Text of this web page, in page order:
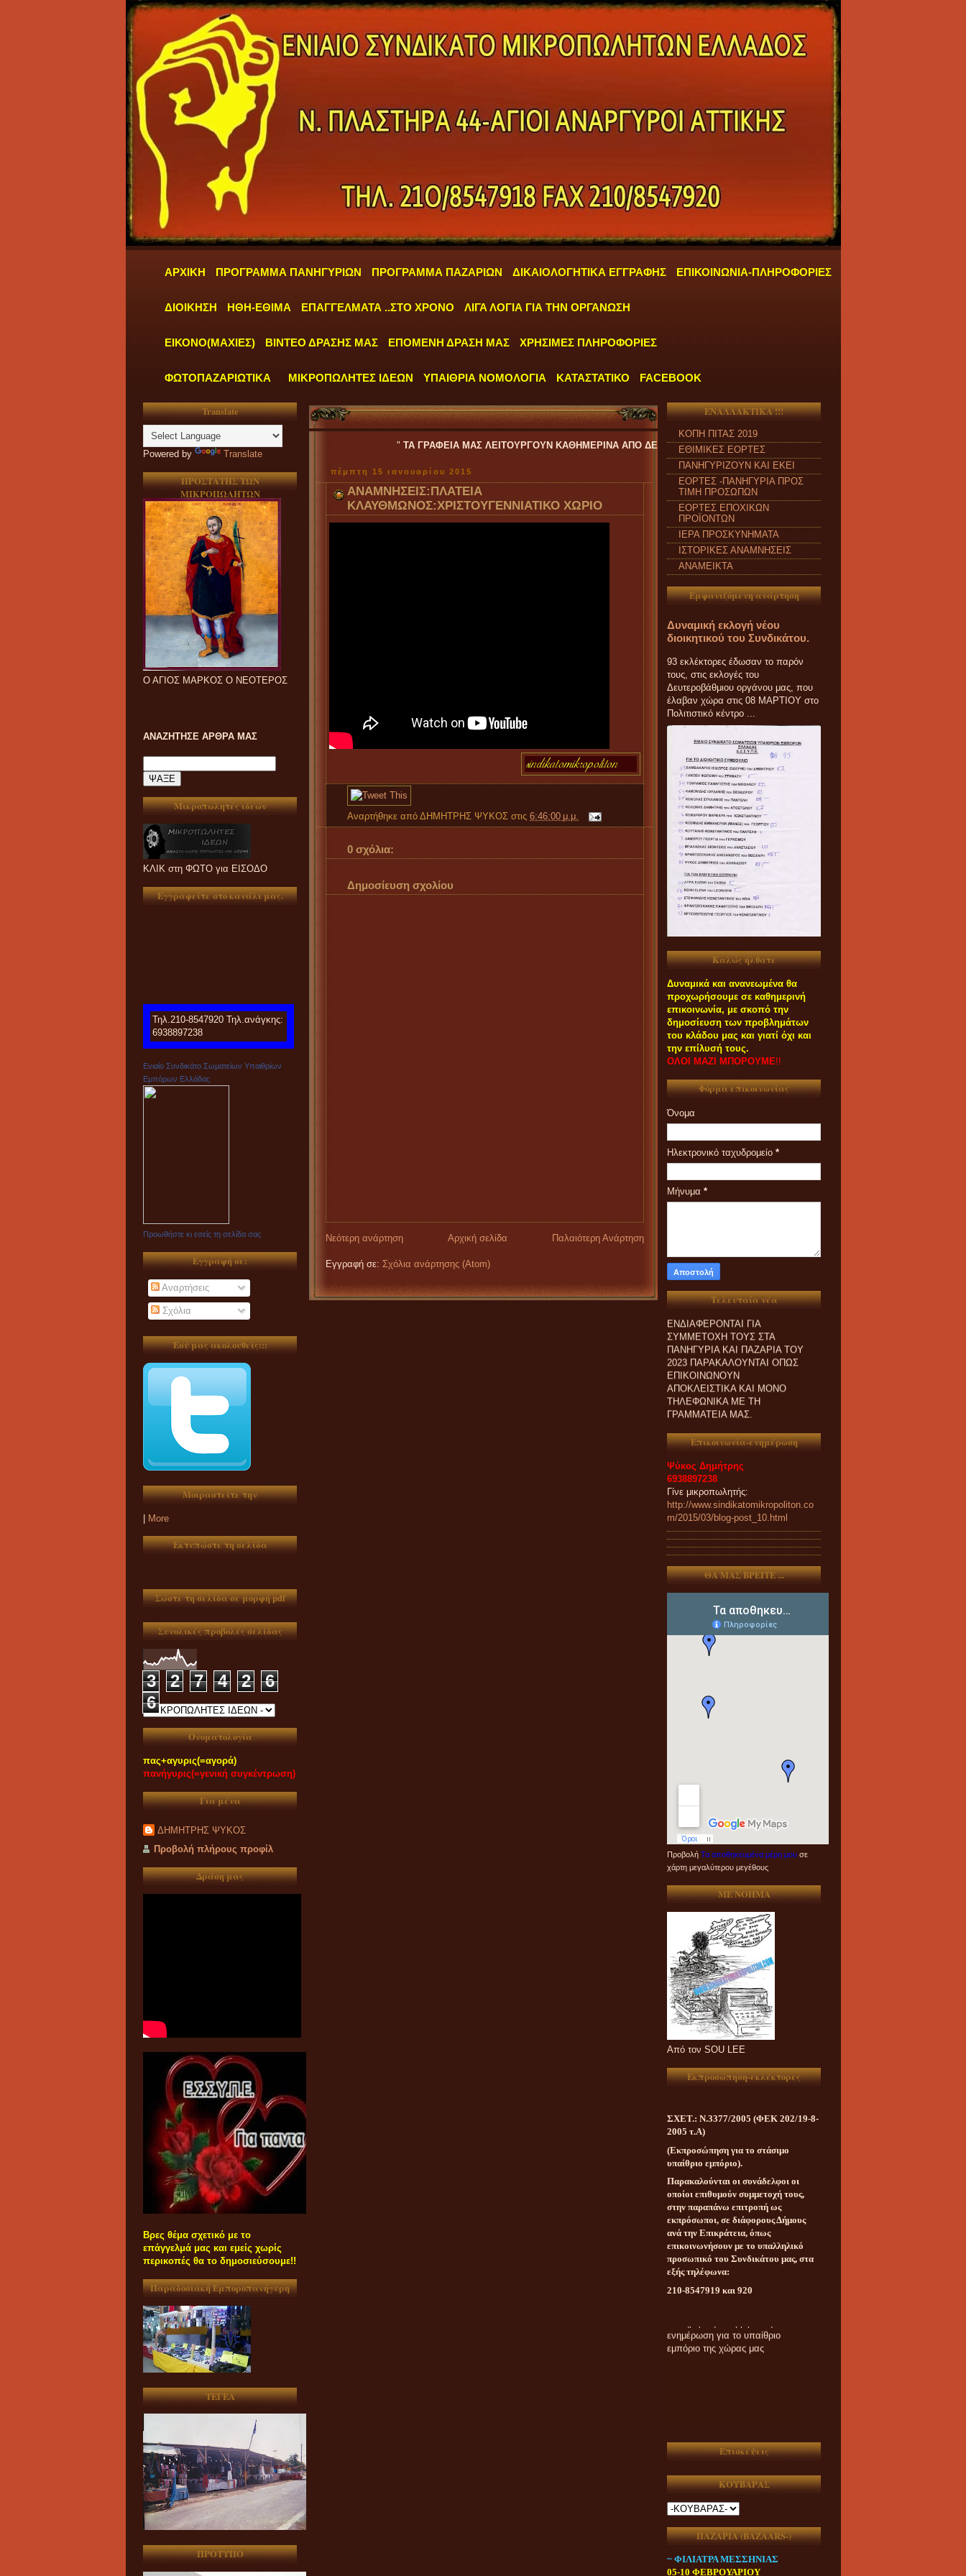
ΑΡΧΙΚΗ ΠΡΟΓΡΑΜΜΑ ΠΑΝΗΓΥΡΙΩΝ ΠΡΟΓΡΑΜΜΑ ΠΑΖΑΡΙΩΝ ΔΙΚΑΙΟΛΟΓΗΤΙΚΑ ΕΓΓΡΑΦΗΣ ΕΠΙΚΟΙΝΩΝΙΑ-ΠΛΗΡΟΦΟΡΙΕΣ
ΔΙΟΙΚΗΣΗ ΗΘΗ-ΕΘΙΜΑ ΕΠΑΓΓΕΛΜΑΤΑ ..ΣΤΟ ΧΡΟΝΟ ΛΙΓΑ ΛΟΓΙΑ ΓΙΑ ΤΗΝ ΟΡΓΑΝΩΣΗ
ΕΙΚΟΝΟ(ΜΑΧΙΕΣ) ΒΙΝΤΕΟ ΔΡΑΣΗΣ ΜΑΣ ΕΠΟΜΕΝΗ ΔΡΑΣΗ ΜΑΣ ΧΡΗΣΙΜΕΣ ΠΛΗΡΟΦΟΡΙΕΣ
ΦΩΤΟΠΑΖΑΡΙΩΤΙΚΑ ΜΙΚΡΟΠΩΛΗΤΕΣ ΙΔΕΩΝ ΥΠΑΙΘΡΙΑ ΝΟΜΟΛΟΓΙΑ ΚΑΤΑΣΤΑΤΙΚΟ FACEBOOK
Translate
Powered by Translate
ΠΡΟΣΤΑΤΗΣ ΤΩΝ
ΜΙΚΡΟΠΩΛΗΤΩΝ
Ο ΑΓΙΟΣ ΜΑΡΚΟΣ Ο ΝΕΟΤΕΡΟΣ
ΑΝΑΖΗΤΗΣΕ ΑΡΘΡΑ ΜΑΣ
Μικροπωλητές ιδεών
ΚΛΙΚ στη ΦΩΤΟ για ΕΙΣΟΔΟ
Εγγραφείτε στο κανάλι μας.
Τηλ.210-8547920 Τηλ.ανάγκης:
6938897238
Ενιαίο Συνδικάτο Σωματείων Υπαιθρίων
Εμπόρων Ελλάδας
Προωθήστε κι εσείς τη σελίδα σας
Εγγραφή σε:
Αναρτήσεις
Σχόλια
Εσύ μας ακολουθείς:::
Μοιραστείτε την
More
Εκτυπώστε τη σελίδα
Σώστε τη σελίδα σε μορφή pdf
Συνολικές προβολές σελίδας
3 2 7 4 2
6
6
Ονοματολογία
πας+αγυρις(=αγορά)
πανήγυρις(=γενική συγκέντρωση)
Για μένα
ΔΗΜΗΤΡΗΣ ΨΥΚΟΣ
Προβολή πλήρους προφίλ
Δράση μας
Βρες θέμα σχετικό με το
επάγγελμά μας και εμείς χωρίς
περικοπές θα το δημοσιεύσουμε!!
Παραδοσιακή Εμποροπανήγυρη
ΤΕΓΕΑ
ΠΡΟΤΥΠΟ
ΤΑ ΓΡΑΦΕΙΑ ΜΑΣ ΛΕΙΤΟΥΡΓΟΥΝ ΚΑΘΗΜΕΡΙΝΑ ΑΠΟ ΔΕΥΤΕΡΑ έως ΠΑΡΑΣΚΕΥΗ και από ώρα 09:00 π.μ. έως 04:00 μ.μ.
πέμπτη 15 ιανουαρίου 2015
ΑΝΑΜΝΗΣΕΙΣ:ΠΛΑΤΕΙΑ
ΚΛΑΥΘΜΩΝΟΣ:ΧΡΙΣΤΟΥΓΕΝΝΙΑΤΙΚΟ ΧΩΡΙΟ
Αναρτήθηκε από ΔΗΜΗΤΡΗΣ ΨΥΚΟΣ στις 6:46:00 μ.μ.
0 σχόλια:
Δημοσίευση σχολίου
Νεότερη ανάρτηση Παλαιότερη Ανάρτηση
Αρχική σελίδα
Εγγραφή σε: Σχόλια ανάρτησης (Atom)
ΕΝΑΛΛΑΚΤΙΚΑ !!!
ΚΟΠΗ ΠΙΤΑΣ 2019
ΕΘΙΜΙΚΕΣ ΕΟΡΤΕΣ
ΠΑΝΗΓΥΡΙΖΟΥΝ ΚΑΙ ΕΚΕΙ
ΕΟΡΤΕΣ -ΠΑΝΗΓΥΡΙΑ ΠΡΟΣ
ΤΙΜΗ ΠΡΟΣΩΠΩΝ
ΕΟΡΤΕΣ ΕΠΟΧΙΚΩΝ
ΠΡΟΪΟΝΤΩΝ
ΙΕΡΑ ΠΡΟΣΚΥΝΗΜΑΤΑ
ΙΣΤΟΡΙΚΕΣ ΑΝΑΜΝΗΣΕΙΣ
ΑΝΑΜΕΙΚΤΑ
Εμφανιζόμενη ανάρτηση
Δυναμική εκλογή νέου
διοικητικού του Συνδικάτου.
93 εκλέκτορες έδωσαν το παρόν
τους, στις εκλογές του
Δευτεροβάθμιου οργάνου μας, που
έλαβαν χώρα στις 08 ΜΑΡΤΙΟΥ στο
Πολιτιστικό κέντρο ...
Καλώς ήλθατε
Δυναμικά και ανανεωμένα θα
προχωρήσουμε σε καθημερινή
επικοινωνία, με σκοπό την
δημοσίευση των προβλημάτων
του κλάδου μας και γιατί όχι και
την επίλυσή τους.
ΟΛΟΙ ΜΑΖΙ ΜΠΟΡΟΥΜΕ!!
Φόρμα επικοινωνίας
Όνομα
Ηλεκτρονικό ταχυδρομείο *
Μήνυμα *
Τελευταία νέα
ΟΙ ΣΥΝΑΔΕΛΦΟΙ ΠΟΥ
ΣΥΜΜΕΤΟΧΗ ΤΟΥΣ ΣΤΑ
ΠΑΝΗΓΥΡΙΑ ΚΑΙ ΠΑZΑΡΙΑ ΤΟΥ
2023 ΠΑΡΑΚΑΛΟΥΝΤΑΙ ΟΠΩΣ
ΕΠΙΚΟΙΝΩΝΟΥΝ
ΑΠΟΚΛΕΙΣΤΙΚΑ ΚΑΙ ΜΟΝΟ
ΤΗΛΕΦΩΝΙΚΑ ΜΕ ΤΗ
ΓΡΑΜΜΑΤΕΙΑ ΜΑΣ.
Επικοινωνία-ενημέρωση
Ψύκος Δημήτρης
6938897238
Γίνε μικροπωλητής:
http://www.sindikatomikropoliton.co
m/2015/03/blog-post_10.html
ΘΑ ΜΑΣ ΒΡΕΙΤΕ ...
Προβολή Τα αποθηκευμένα μέρη μου σε
χάρτη μεγαλύτερου μεγέθους
ME NOHMA
Aπό τον SOU LEE
Εκπροσώπηση-εκλέκτορες
ΣΧΕΤ.: Ν.3377/2005 (ΦΕΚ 202/19-8-
2005 τ.Α)
(Εκπροσώπηση για το στάσιμο
υπαίθριο εμπόριο).
Παρακαλούνται οι συνάδελφοι οι
οποίοι επιθυμούν συμμετοχή τους,
στην παραπάνω επιτροπή ως
εκπρόσωποι, σε διάφορους Δήμους
ανά την Επικράτεια, όπως
επικοινωνήσουν με το υπαλληλικό
προσωπικό του Συνδικάτου μας, στα
εξής τηλέφωνα:
210-8547919 και 920
εμπόριο της χώρας μας
Επισκέψεις
ΚΟΥΒΑΡΑΣ
ΠΑΖΑΡΙΑ (ΒAZAARS-)
~ ΦΙΛΙΑΤΡΑ ΜΕΣΣΗΝΙΑΣ
05-10 ΦΕΒΡΟΥΑΡΙΟΥ